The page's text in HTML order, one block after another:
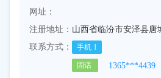
网址：
注册地址： 山西省临汾市安泽县唐
联系方式：
手机 1
固话
1365***4439